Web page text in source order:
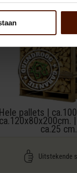
Hele pallets |
ca.120x80x200cm.
ca.25 cm.
Uitstekende